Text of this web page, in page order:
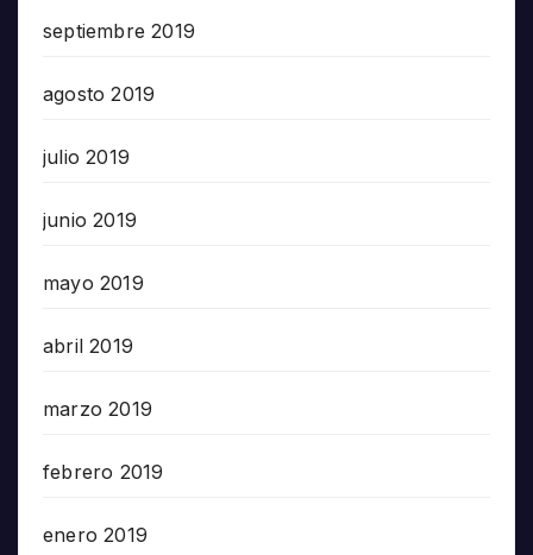
septiembre 2019
agosto 2019
julio 2019
junio 2019
mayo 2019
abril 2019
marzo 2019
febrero 2019
enero 2019